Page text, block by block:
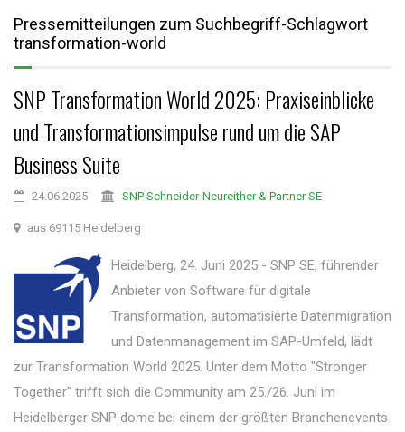
Pressemitteilungen zum Suchbegriff-Schlagwort
transformation-world
SNP Transformation World 2025: Praxiseinblicke
und Transformationsimpulse rund um die SAP
Business Suite
24.06.2025 SNP Schneider-Neureither & Partner SE
aus 69115 Heidelberg
Heidelberg, 24. Juni 2025 - SNP SE, führender
Anbieter von Software für digitale
Transformation, automatisierte Datenmigration
und Datenmanagement im SAP-Umfeld, lädt
zur Transformation World 2025. Unter dem Motto "Stronger
Together" trifft sich die Community am 25./26. Juni im
Heidelberger SNP dome bei einem der größten Branchenevents